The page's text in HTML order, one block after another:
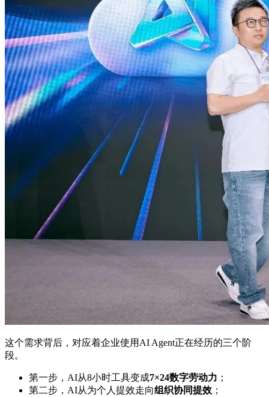
这个需求背后，对应着企业使用AI Agent正在经历的三个阶
段。
第一步，AI从8小时工具变成7×24数字劳动力 ；
第二步，AI从为个人提效走向组织协同提效 ；